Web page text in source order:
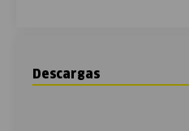
Descargas